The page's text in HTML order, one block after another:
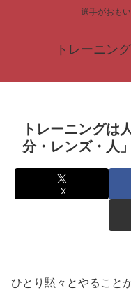
選手がおも
トレーニン
トレーニングは
分・レンズ・人
X
ひとり黙々とやること